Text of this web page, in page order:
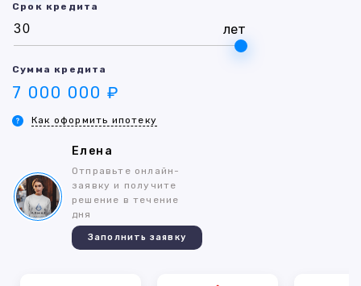
Срок кредита
лет
Сумма кредита
7 000 000 ₽
Как оформить ипотеку
Елена
Отправьте онлайн-
заявку и получите
решение в течение
дня
Заполнить заявку